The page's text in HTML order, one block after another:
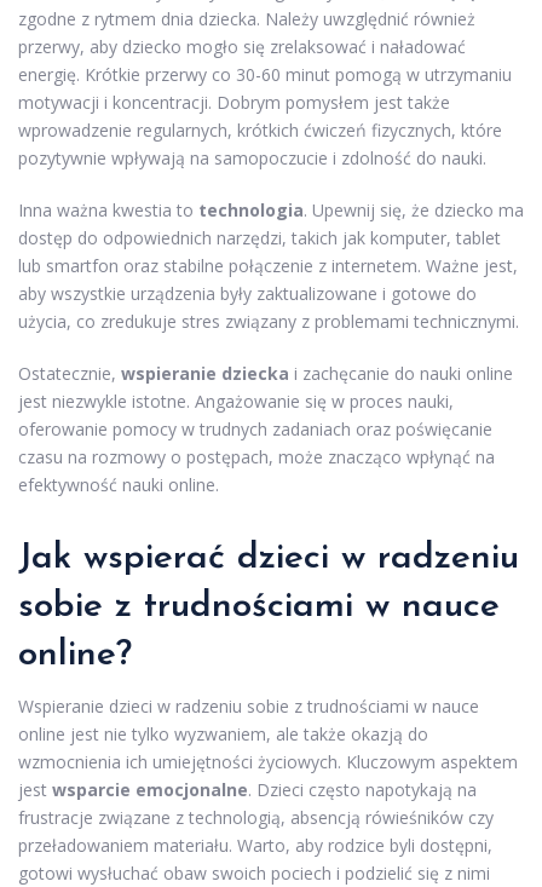
zgodne z rytmem dnia dziecka. Należy uwzględnić również
przerwy, aby dziecko mogło się zrelaksować i naładować
energię. Krótkie przerwy co 30-60 minut pomogą w utrzymaniu
motywacji i koncentracji. Dobrym pomysłem jest także
wprowadzenie regularnych, krótkich ćwiczeń fizycznych, które
pozytywnie wpływają na samopoczucie i zdolność do nauki.
Inna ważna kwestia to technologia. Upewnij się, że dziecko ma
dostęp do odpowiednich narzędzi, takich jak komputer, tablet
lub smartfon oraz stabilne połączenie z internetem. Ważne jest,
aby wszystkie urządzenia były zaktualizowane i gotowe do
użycia, co zredukuje stres związany z problemami technicznymi.
Ostatecznie, wspieranie dziecka i zachęcanie do nauki online
jest niezwykle istotne. Angażowanie się w proces nauki,
oferowanie pomocy w trudnych zadaniach oraz poświęcanie
czasu na rozmowy o postępach, może znacząco wpłynąć na
efektywność nauki online.
Jak wspierać dzieci w radzeniu
sobie z trudnościami w nauce
online?
Wspieranie dzieci w radzeniu sobie z trudnościami w nauce
online jest nie tylko wyzwaniem, ale także okazją do
wzmocnienia ich umiejętności życiowych. Kluczowym aspektem
jest wsparcie emocjonalne. Dzieci często napotykają na
frustracje związane z technologią, absencją rówieśników czy
przeładowaniem materiału. Warto, aby rodzice byli dostępni,
gotowi wysłuchać obaw swoich pociech i podzielić się z nimi